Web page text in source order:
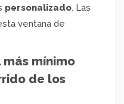
personalizado. Las
ventana de
mínimo
de los